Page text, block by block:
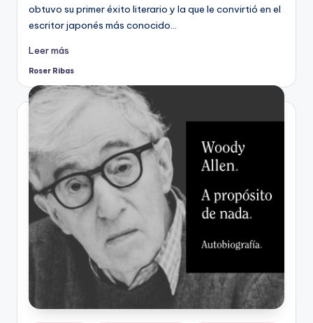
obtuvo su primer éxito literario y la que le convirtió en el
escritor japonés más conocido…
Leer más
Publicado
Roser Ribas